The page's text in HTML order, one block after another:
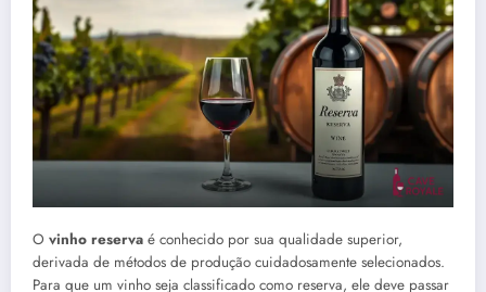
O vinho reserva é conhecido por sua qualidade superior,
derivada de métodos de produção cuidadosamente selecionados.
Para que um vinho seja classificado como reserva, ele deve passar